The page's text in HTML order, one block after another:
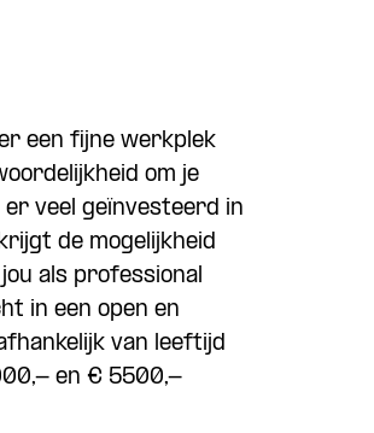
een fijne werkplek
om je
er veel geïnvesteerd in
de mogelijkheid
als professional
in een open en
van leeftijd
en € 5500,-